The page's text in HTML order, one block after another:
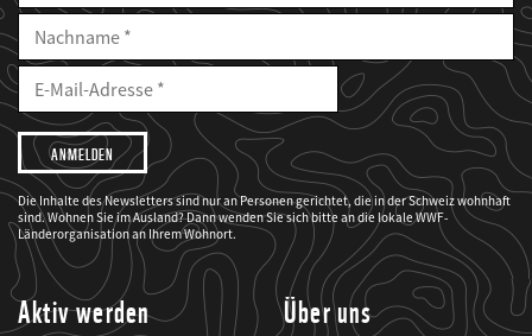
Nachname
E-
Mailadresse
E-
Adresse
Ich
möchte,
dass
der
WWF
mich
über
seine
Projekte
informiert.
Die Inhalte des Newsletters sind nur an Personen gerichtet, die in der Schweiz wohnhaft
sind. Wohnen Sie im Ausland? Dann wenden Sie sich bitte an die lokale WWF-
Länderorganisation an Ihrem Wohnort.
Aktiv werden Über uns